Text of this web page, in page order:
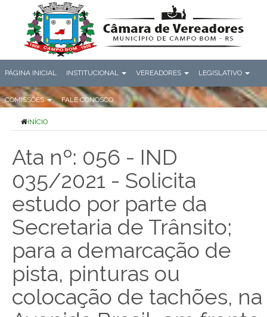
PÁGINA INICIAL INSTITUCIONAL VEREADORES LEGISLATIVO
COMISSÕES FALE CONOSCO
INÍCIO
Ata nº: 056 - IND
035/2021 - Solicita
estudo por parte da
Secretaria de Trânsito;
para a demarcação de
pista, pinturas ou
colocação de tachões, na